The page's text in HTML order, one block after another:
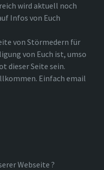
wird aktuell noch
Infos von Euch
von Störmedern für
von Euch ist, umso
dieser Seite sein.
Einfach email
Webseite ?